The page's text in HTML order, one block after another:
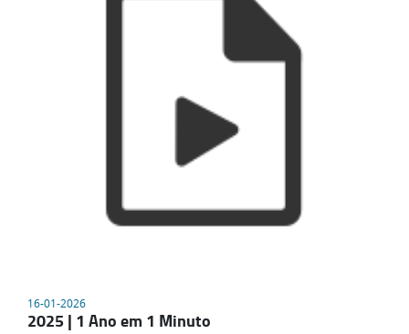
16-01-2026
2025 | 1 Ano em 1 Minuto